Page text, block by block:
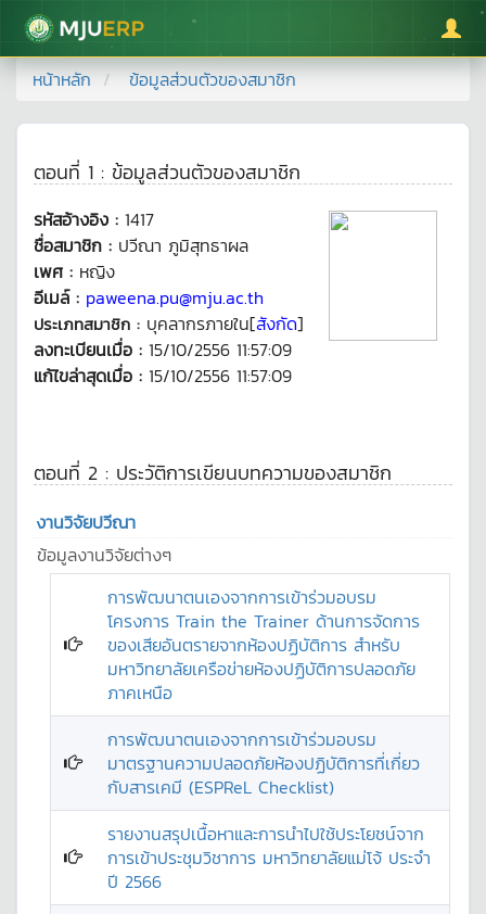
มหาวิทยาลัยแม่โจ้
หน้าหลัก ข้อมูลส่วนตัวของสมาชิก
ตอนที่ 1 : ข้อมูลส่วนตัวของสมาชิก
รหัสอ้างอิง : 1417
ชื่อสมาชิก : ปวีณา ภูมิสุทธาผล
เพศ : หญิง
อีเมล์ : paweena.pu@mju.ac.th
ประเภทสมาชิก : บุคลากรภายใน[สังกัด]
ลงทะเบียนเมื่อ : 15/10/2556 11:57:09
แก้ไขล่าสุดเมื่อ : 15/10/2556 11:57:09
ตอนที่ 2 : ประวัติการเขียนบทความของสมาชิก
งานวิจัยปวีณา
ข้อมูลงานวิจัยต่างๆ
การพัฒนาตนเองจากการเข้าร่วมอบรม
โครงการ Train the Trainer ด้านการจัดการ
ของเสียอันตรายจากห้องปฏิบัติการ สำหรับ
มหาวิทยาลัยเครือข่ายห้องปฏิบัติการปลอดภัย
ภาคเหนือ
การพัฒนาตนเองจากการเข้าร่วมอบรม
มาตรฐานความปลอดภัยห้องปฏิบัติการที่เกี่ยว
กับสารเคมี (ESPReL Checklist)
รายงานสรุปเนื้อหาและการนำไปใช้ประโยชน์จาก
การเข้าประชุมวิชาการ มหาวิทยาลัยแม่โจ้ ประจำ
ปี 2566